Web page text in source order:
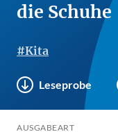
die Schuhe
#Kita
Leseprobe
AUSGABEART